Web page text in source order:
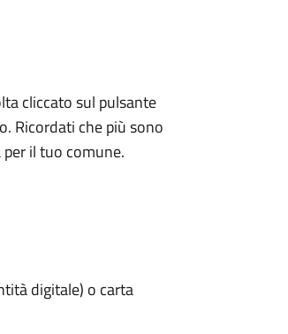
cliccato sul pulsante
Ricordati che più sono
il tuo comune.
digitale) o carta